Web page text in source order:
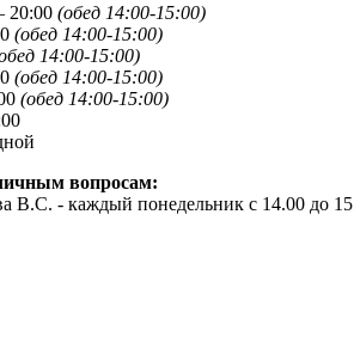
20:00 (обед 14:00-15:00)
(обед 14:00-15:00)
14:00-15:00)
(обед 14:00-15:00)
(обед 14:00-15:00)
вопросам:
В.С. - каждый понедельник с 14.00 до